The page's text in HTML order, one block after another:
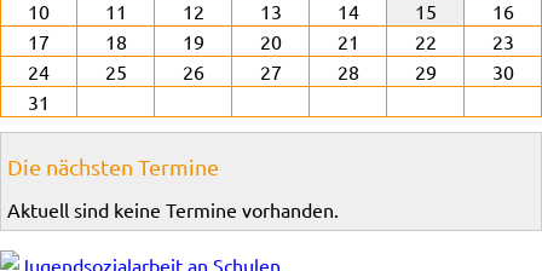
10
11 12 13 14 15
16
17
18 19 20 21 22
23
24
25 26 27 28 29
30
31
Die nächsten Termine
Aktuell sind keine Termine vorhanden.